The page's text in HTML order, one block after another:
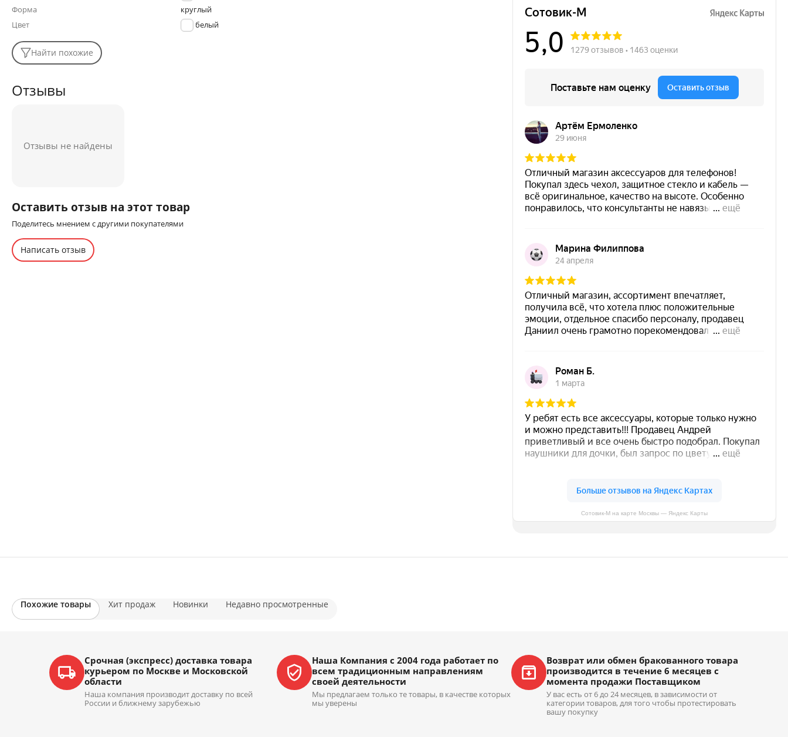
Сотовик-М на карте Москвы — Яндекс Карты
Форма
круглый
Цвет
белый
Найти похожие
Отзывы
Отзывы не найдены
Оставить отзыв на этот товар
Поделитесь мнением с другими покупателями
Написать отзыв
Похожие товары Хит продаж Новинки Недавно просмотренные
Срочная (экспресс) доставка товара
курьером по Москве и Московской
области
Наша компания производит доставку по всей
России и ближнему зарубежью
Наша Компания с 2004 года работает по
всем традиционным направлениям
своей деятельности
Мы предлагаем только те товары, в качестве которых
мы уверены
Возврат или обмен бракованного товара
производится в течение 6 месяцев с
момента продажи Поставщиком
У вас есть от 6 до 24 месяцев, в зависимости от
категории товаров, для того чтобы протестировать
вашу покупку